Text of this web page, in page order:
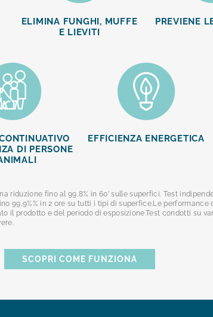
ELIMINA FUNGHI, MUFFE
E LIEVITI
PREVIENE
DI PERSONE
EFFICIENZA ENERGETICA
riduzione fino al 99,8% in 60’ sulle superfici. Test
99,9%% in 2 ore su tutti i tipi di superfice.Le
il prodotto e del periodo di esposizione.Test condotti su
SCOPRI COME FUNZIONA